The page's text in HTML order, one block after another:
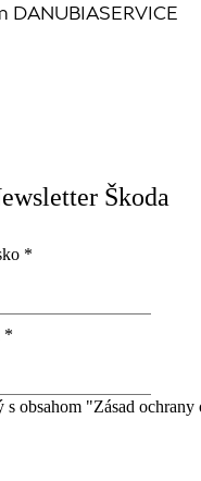
DANUBIASERVICE
Škoda
*
*
s obsahom "Zásad